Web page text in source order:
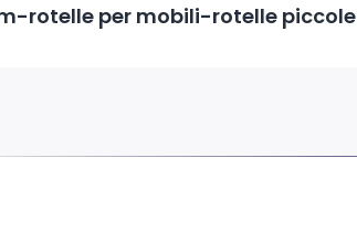
rotelle per mobili-rotelle piccole